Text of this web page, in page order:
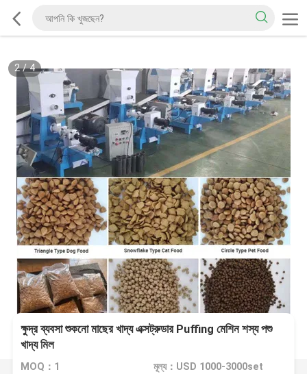
2/4
ক্ষুদ্র ব্যবসা শুকনো মাছের খাদ্য এক্সট্রুডার Puffing মেশিন শস্য পশু
খাদ্য মিল
MOQ：1 মূল্য：USD 1000-3000set